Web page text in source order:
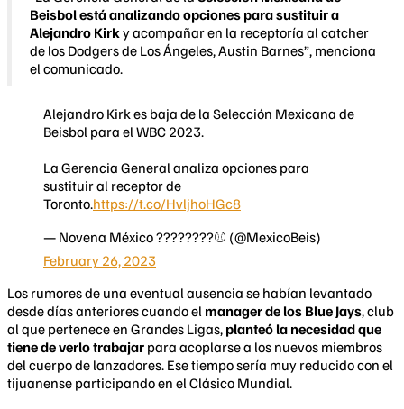
Beisbol está analizando opciones para sustituir a
Alejandro Kirk y acompañar en la receptoría al catcher
de los Dodgers de Los Ángeles, Austin Barnes”, menciona
el comunicado.
Alejandro Kirk es baja de la Selección Mexicana de
Beisbol para el WBC 2023.
La Gerencia General analiza opciones para
sustituir al receptor de
Toronto.https://t.co/HvljhoHGc8
— Novena México ????????⚾ (@MexicoBeis)
February 26, 2023
Los rumores de una eventual ausencia se habían levantado
desde días anteriores cuando el manager de los Blue Jays, club
al que pertenece en Grandes Ligas, planteó la necesidad que
tiene de verlo trabajar para acoplarse a los nuevos miembros
del cuerpo de lanzadores. Ese tiempo sería muy reducido con el
tijuanense participando en el Clásico Mundial.